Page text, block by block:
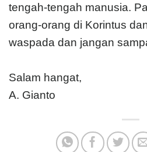
tengah-tengah manusia.
orang-orang di Korintus
waspada dan jangan
Salam hangat,
A. Gianto